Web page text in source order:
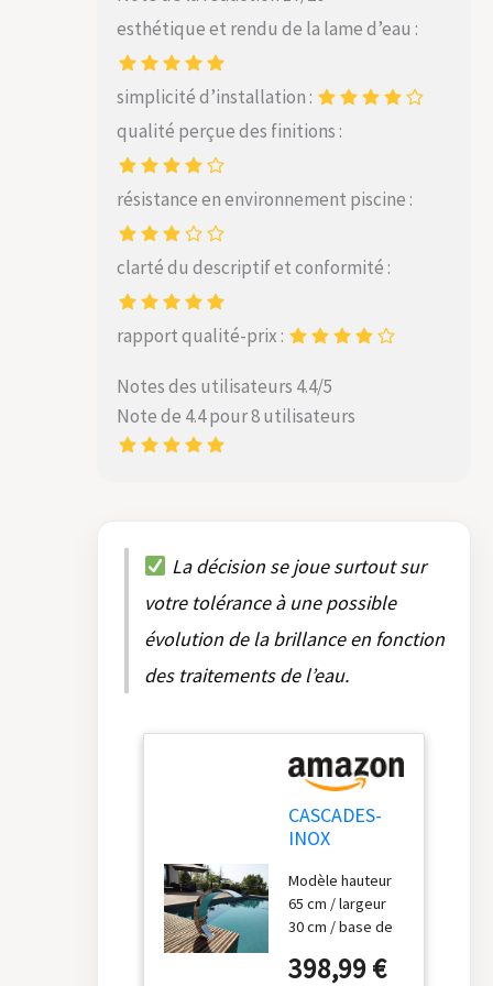
esthétique et rendu de la lame d’eau :
simplicité d’installation :
qualité perçue des finitions :
résistance en environnement piscine :
clarté du descriptif et conformité :
rapport qualité-prix :
Notes des utilisateurs 4.4/5
Note de 4.4 pour 8 utilisateurs
La décision se joue surtout sur
votre tolérance à une possible
évolution de la brillance en fonction
des traitements de l’eau.
CASCADES-
INOX
Piscine
Bassin
Modèle Cobra
Hauteur
65cm
Modèle hauteur
65 cm / largeur
30 cm / base de
16 cm / pompe
398,99 €